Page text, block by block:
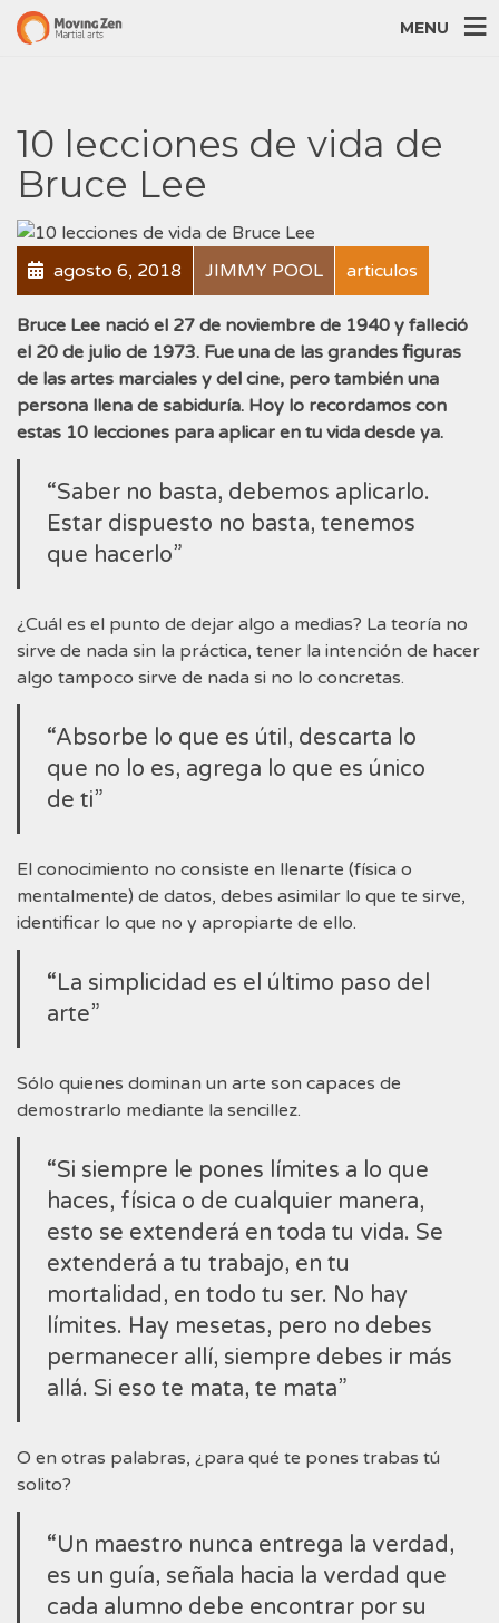
MENU
10 lecciones de vida de
Bruce Lee
agosto 6, 2018 JIMMY POOL articulos
Bruce Lee nació el 27 de noviembre de 1940 y falleció
el 20 de julio de 1973. Fue una de las grandes figuras
de las artes marciales y del cine, pero también una
persona llena de sabiduría. Hoy lo recordamos con
estas 10 lecciones para aplicar en tu vida desde ya.
“Saber no basta, debemos aplicarlo.
Estar dispuesto no basta, tenemos
que hacerlo”
¿Cuál es el punto de dejar algo a medias? La teoría no
sirve de nada sin la práctica, tener la intención de hacer
algo tampoco sirve de nada si no lo concretas.
“Absorbe lo que es útil, descarta lo
que no lo es, agrega lo que es único
de ti”
El conocimiento no consiste en llenarte (física o
mentalmente) de datos, debes asimilar lo que te sirve,
identificar lo que no y apropiarte de ello.
“La simplicidad es el último paso del
arte”
Sólo quienes dominan un arte son capaces de
demostrarlo mediante la sencillez.
“Si siempre le pones límites a lo que
haces, física o de cualquier manera,
esto se extenderá en toda tu vida. Se
extenderá a tu trabajo, en tu
mortalidad, en todo tu ser. No hay
límites. Hay mesetas, pero no debes
permanecer allí, siempre debes ir más
allá. Si eso te mata, te mata”
O en otras palabras, ¿para qué te pones trabas tú
solito?
“Un maestro nunca entrega la verdad,
es un guía, señala hacia la verdad que
cada alumno debe encontrar por su